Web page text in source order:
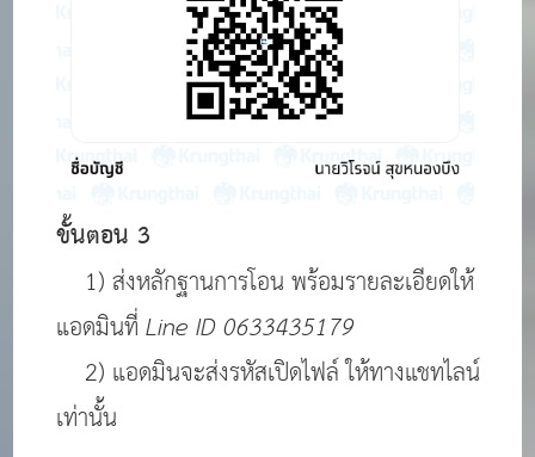
ขั้นตอน 3
1) ส่งหลักฐานการโอน พร้อมรายละเอียดให้
แอดมินที่Line ID 0633435179
2) แอดมินจะส่งรหัสเปิดไฟล์ ให้ทางแชทไลน์
เท่านั้น